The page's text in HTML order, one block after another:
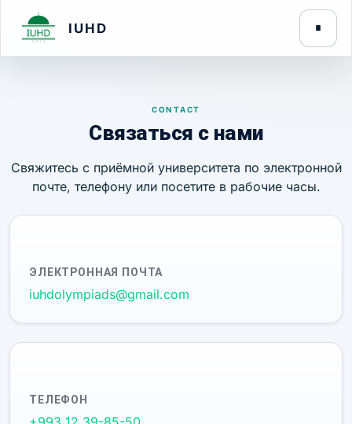
IUHD
CONTACT
Связаться с нами
Свяжитесь с приёмной университета по электронной
почте, телефону или посетите в рабочие часы.
ЭЛЕКТРОННАЯ ПОЧТА
iuhdolympiads@gmail.com
ТЕЛЕФОН